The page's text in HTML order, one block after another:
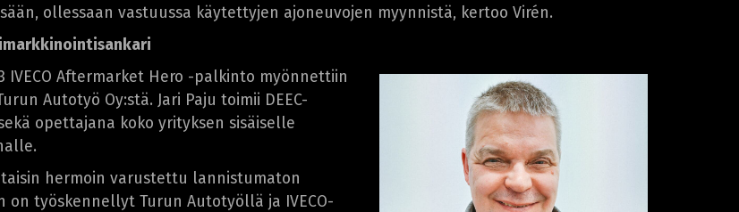
ollessaan vastuussa käytettyjen ajoneuvojen myynnistä, kertoo Virén.
IVECO Aftermarket Hero -palkinto myönnettiin
Autotyö Oy:stä. Jari Paju toimii DEEC-
opettajana koko yrityksen sisäiselle
hermoin varustettu lannistumaton
työskennellyt Turun Autotyöllä ja IVECO-